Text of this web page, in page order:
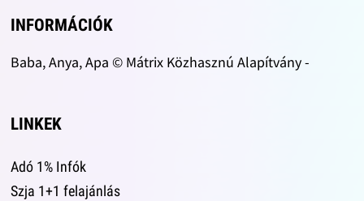
INFORMÁCIÓK
Baba, Anya, Apa © Mátrix Közhasznú Alapítvány -
LINKEK
Adó 1% Infók
Szja 1+1 felajánlás